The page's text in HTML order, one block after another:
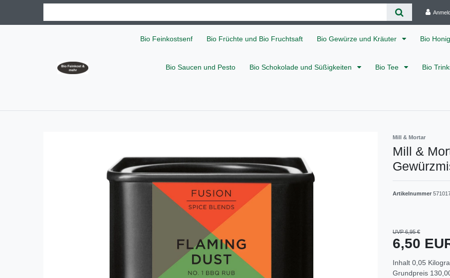
Bio Feinkostsenf Bio Früchte und Bio Fruchtsaft Bio Gewürze und Kräuter Bio Honig
Bio Saucen und Pesto Bio Schokolade und Süßigkeiten Bio Tee Bio
Mill & Mortar
Mill &
Artikelnummer
UVP 6,95 €
6,50
Inhalt 0,05
Grundpreis